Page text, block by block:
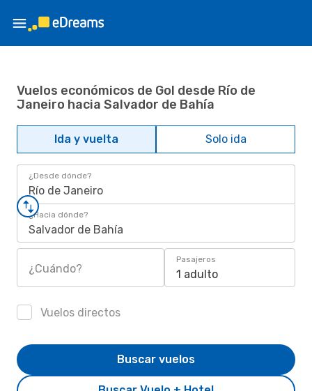
Vuelos económicos de Gol desde Río de
Janeiro hacia Salvador de Bahía
Ida y vuelta Solo ida
¿Desde dónde?
Río de Janeiro
¿Hacia dónde?
Salvador de Bahía
¿Cuándo?
Pasajeros
1 adulto
Vuelos directos
Buscar vuelos